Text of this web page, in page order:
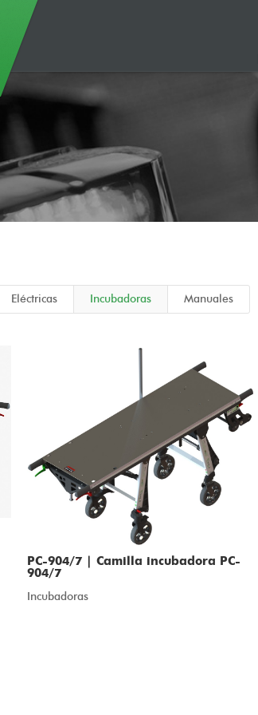
Eléctricas Incubadoras Manuales
PC-904/7 | Camilla incubadora PC-
904/7
Incubadoras